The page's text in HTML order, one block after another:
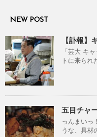
NEW POST
【訃報】
「芸大 キ
トに来られ
五目チャ
っんまいっ
うな、具材